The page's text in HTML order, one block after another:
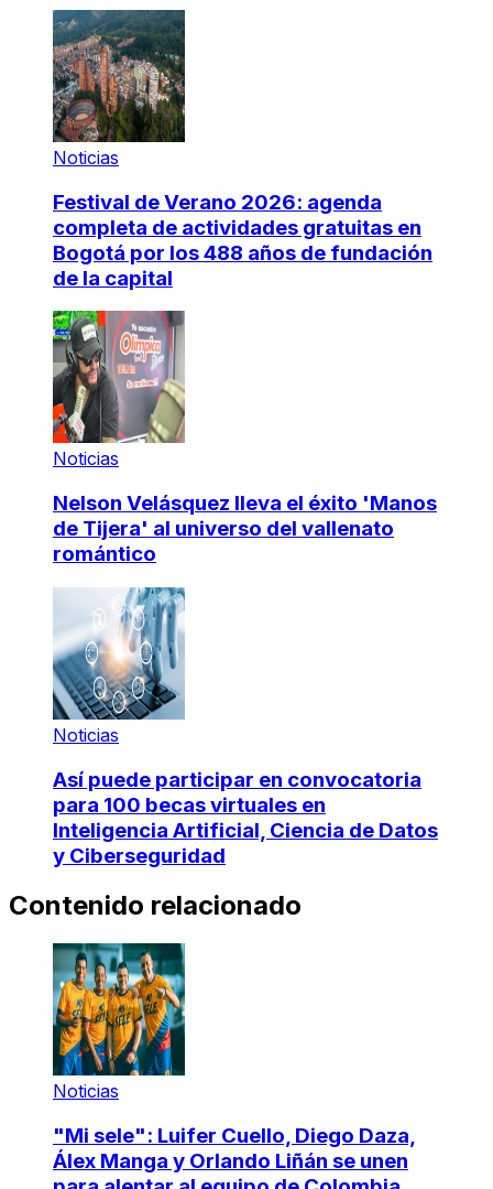
Noticias
Festival de Verano 2026: agenda
completa de actividades gratuitas en
Bogotá por los 488 años de fundación
de la capital
Noticias
Nelson Velásquez lleva el éxito 'Manos
de Tijera' al universo del vallenato
romántico
Noticias
Así puede participar en convocatoria
para 100 becas virtuales en
Inteligencia Artificial, Ciencia de Datos
y Ciberseguridad
Contenido relacionado
Noticias
"Mi sele": Luifer Cuello, Diego Daza,
Álex Manga y Orlando Liñán se unen